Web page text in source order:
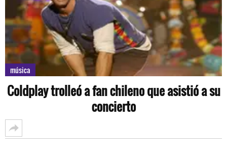
música
Coldplay trolleó a fan chileno que asistió a su
concierto